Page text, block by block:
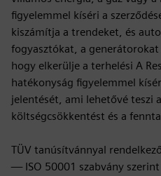
figyelemmel kíséri a
kiszámítja a trendeket, és
fogyasztókat, a
hogy elkerülje a terhelési A
hatékonyság figyelemmel
jelentését, ami lehetővé teszi
költségcsökkentést és a
TÜV tanúsítvánnyal
— ISO 50001 szabvány szerint